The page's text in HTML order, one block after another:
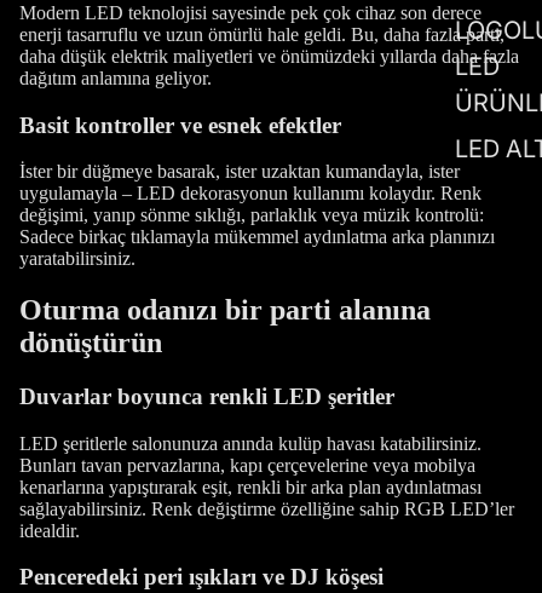
LED
LED
Modern LED teknolojisi sayesinde pek çok cihaz son derece
enerji tasarruflu ve uzun ömürlü hale geldi. Bu, daha fazla parti,
daha düşük elektrik maliyetleri ve önümüzdeki yıllarda daha fazla
dağıtım anlamına geliyor.
Basit kontroller ve esnek efektler
İster bir düğmeye basarak, ister uzaktan kumandayla, ister
uygulamayla – LED dekorasyonun kullanımı kolaydır. Renk
değişimi, yanıp sönme sıklığı, parlaklık veya müzik kontrolü:
Sadece birkaç tıklamayla mükemmel aydınlatma arka planınızı
yaratabilirsiniz.
Oturma odanızı bir parti alanına
dönüştürün
Duvarlar boyunca renkli LED şeritler
LED şeritlerle salonunuza anında kulüp havası katabilirsiniz.
Bunları tavan pervazlarına, kapı çerçevelerine veya mobilya
kenarlarına yapıştırarak eşit, renkli bir arka plan aydınlatması
sağlayabilirsiniz. Renk değiştirme özelliğine sahip RGB LED’ler
idealdir.
Penceredeki peri ışıkları ve DJ köşesi